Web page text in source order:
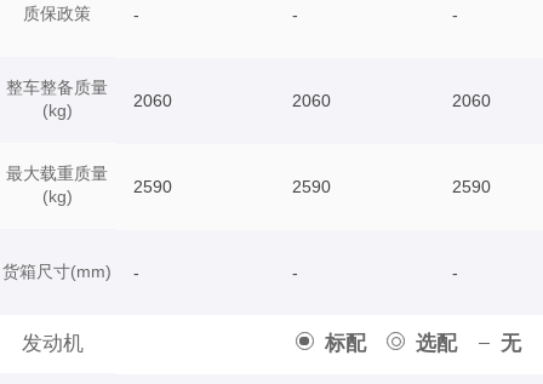
质保政策
整车整备质量
(kg)
最大载重质量
(kg)
货箱尺寸(mm)
发动机 标配 选配 无
- - -
2060 2060 2060
2590 2590 2590
- - -